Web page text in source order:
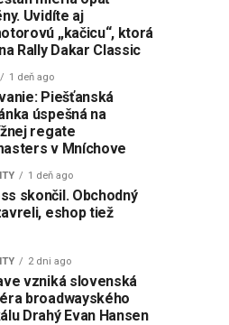
Uvidíte aj
„kačicu“, ktorá
Rally Dakar Classic
1 deň ago
Piešťanská
úspešná na
regate
v Mníchove
1 deň ago
skončil. Obchodný
eshop tiež
2 dni ago
vzniká slovenská
broadwayského
Drahý Evan Hansen